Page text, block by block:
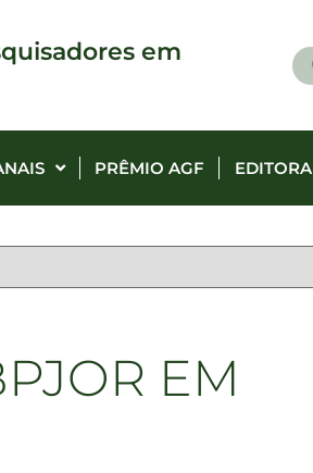
em
PRÊMIO AGF EDITORA
EM